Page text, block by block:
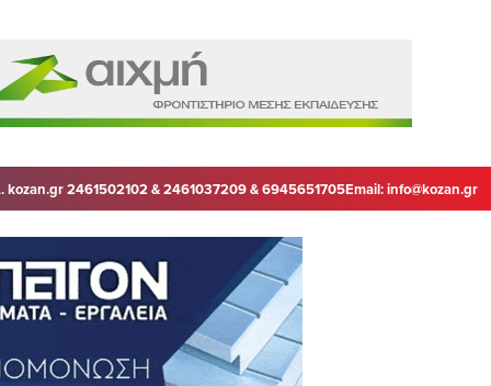
kozan.gr 2461502102 & 2461037209 & 6945651705Email:info@kozan.gr